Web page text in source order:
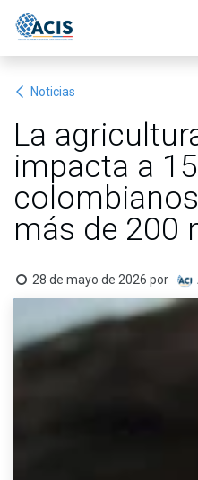
Noticias
La
impacta a
más de 200
28 de mayo de 2026 por